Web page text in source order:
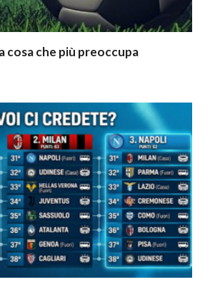
cosa che più preoccupa